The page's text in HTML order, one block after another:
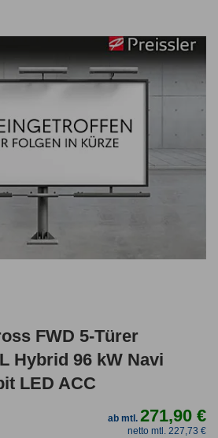
FWD 5-Türer
Hybrid 96 kW Navi
LED ACC
ab mtl.271,90 €
netto mtl. 227,73 €